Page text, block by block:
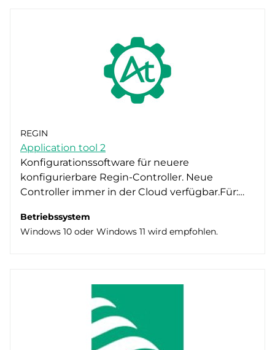
REGIN
Application tool 2
Konfigurationssoftware für neuere
konfigurierbare Regin-Controller. Neue
Controller immer in der Cloud verfügbar.Für:…
Betriebssystem
Windows 10 oder Windows 11 wird empfohlen.